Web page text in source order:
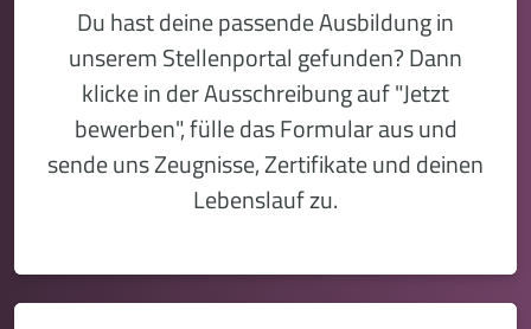
Du hast deine passende Ausbildung in
unserem Stellenportal gefunden? Dann
klicke in der Ausschreibung auf "Jetzt
bewerben", fülle das Formular aus und
sende uns Zeugnisse, Zertifikate und deinen
Lebenslauf zu.